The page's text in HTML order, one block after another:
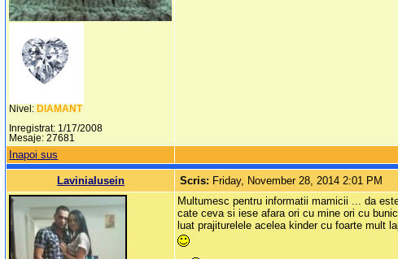
Nivel: DIAMANT
Inregistrat: 1/17/2008
Mesaje: 27681
Inapoi sus
LaviniaIusein Scris: Friday, November 28, 2014 2:01 PM
Multumesc pentru informatii mamicii ... da
cate ceva si iese afara ori cu mine ori cu
luat prajiturelele acelea kinder cu foarte mult